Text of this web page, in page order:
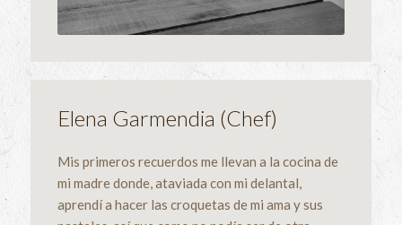
Elena Garmendia (Chef)
Mis primeros recuerdos me llevan a la cocina de
mi madre donde, ataviada con mi delantal,
aprendí a hacer las croquetas de mi ama y sus